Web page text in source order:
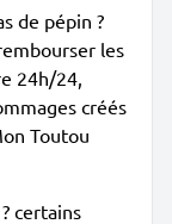
de pépin ?
les
24h/24,
créés
Toutou
certains